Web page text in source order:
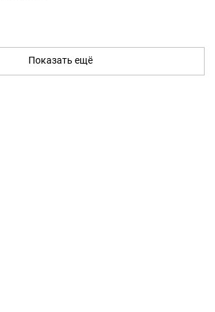
Показать ещё